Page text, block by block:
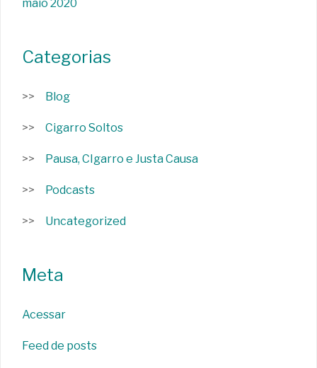
maio 2020
Categorias
Blog
Cigarro Soltos
Pausa, CIgarro e Justa Causa
Podcasts
Uncategorized
Meta
Acessar
Feed de posts